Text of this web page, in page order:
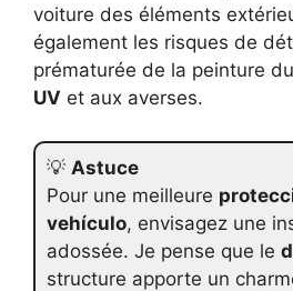
voiture des éléments
également les risques de
prématurée de la peinture
UV et aux averses.
💡 Astuce
Pour une meilleure
vehículo, envisagez une
adossée. Je pense que le
structure apporte un